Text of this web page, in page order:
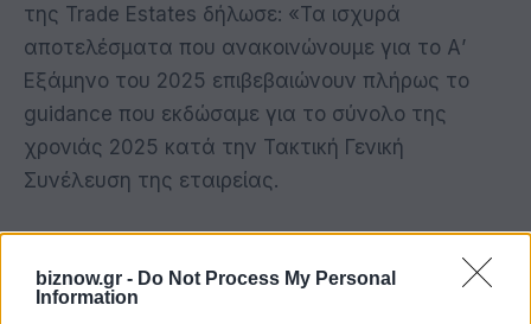
biznow.gr - Do Not Process My Personal
Information
της Trade Estates δήλωσε: «Τα ισχυρά
αποτελέσματα που ανακοινώνουμε για το Α’
Εξάμηνο του 2025 επιβεβαιώνουν πλήρως το
guidance που εκδώσαμε για το σύνολο της
χρονιάς 2025 κατά την Τακτική Γενική
Συνέλευση της εταιρείας.
υπεραποδίδουν της αγοράς σε επίπεδο
επισκεψιμότητας και κατά κεφαλήν